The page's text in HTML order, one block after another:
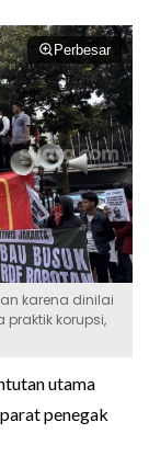
Perbesar
karena dinilai
korupsi,
utama
penegak